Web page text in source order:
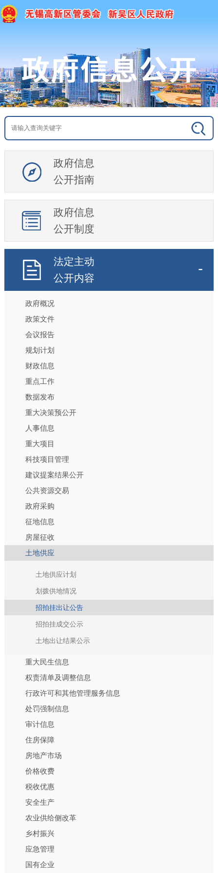
政府信息
公开指南
政府信息
公开制度
法定主动
公开内容
政府概况
政策文件
会议报告
规划计划
财政信息
重点工作
数据发布
重大决策预公开
人事信息
重大项目
科技项目管理
建议提案结果公开
公共资源交易
政府采购
征地信息
房屋征收
土地供应
土地供应计划
划拨供地情况
招拍挂出让公告
招拍挂成交公示
土地出让结果公示
重大民生信息
权责清单及调整信息
行政许可和其他管理服务信息
处罚强制信息
审计信息
住房保障
房地产市场
价格收费
税收优惠
安全生产
农业供给侧改革
乡村振兴
应急管理
国有企业